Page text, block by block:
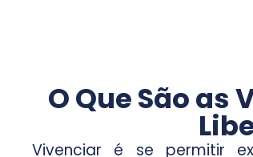
O Que São as
Vivenciar é se permitir